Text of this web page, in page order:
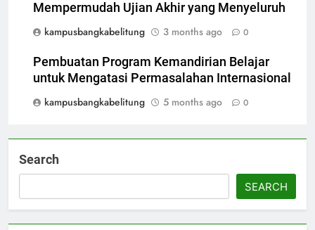
Mempermudah Ujian Akhir yang Menyeluruh
kampusbangkabelitung
3 months ago 0
Pembuatan Program Kemandirian Belajar
untuk Mengatasi Permasalahan Internasional
kampusbangkabelitung
5 months ago 0
Search
SEARCH